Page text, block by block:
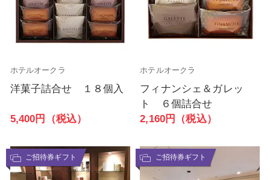
ホテルオークラ
洋菓子詰合せ １８個入
5,400円（税込）
ホテルオークラ
フィナンシェ＆ガレッ
ト ６個詰合せ
2,160円（税込）
ご招待券ギフト ご招待券ギフト